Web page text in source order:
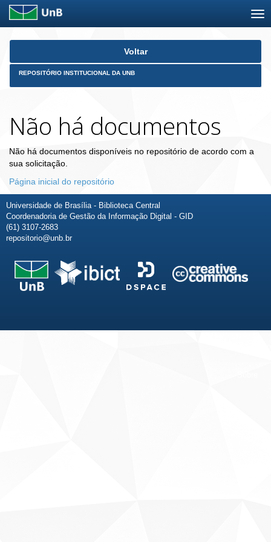
Skip
Voltar
REPOSITÓRIO INSTITUCIONAL DA UNB
Não há documentos
Não há documentos disponíveis no repositório de acordo com a
sua solicitação.
Página inicial do repositório
Universidade de Brasília - Biblioteca Central
Coordenadoria de Gestão da Informação Digital - GID
(61) 3107-2683
repositorio@unb.br